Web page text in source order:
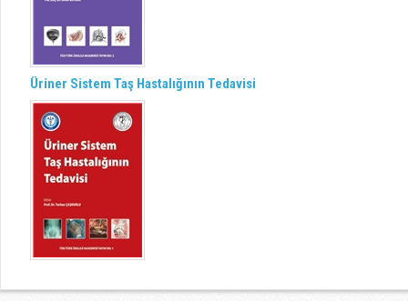
Üriner Sistem Taş Hastalığının Tedavisi